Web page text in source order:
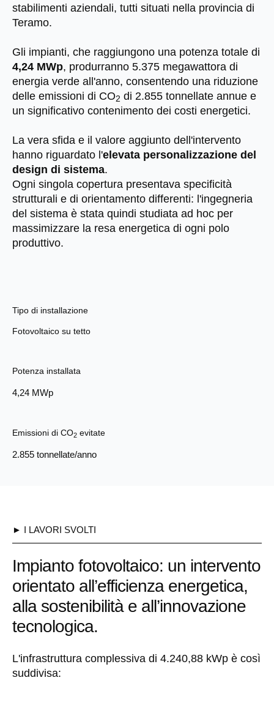
stabilimenti aziendali, tutti situati nella provincia di
Teramo.
Gli impianti, che raggiungono una potenza totale di
4,24 MWp, produrranno 5.375 megawattora di
energia verde all'anno, consentendo una riduzione
delle emissioni di CO2 di 2.855 tonnellate annue e
un significativo contenimento dei costi energetici.
La vera sfida e il valore aggiunto dell'intervento
hanno riguardato l'elevata personalizzazione del
design di sistema.
Ogni singola copertura presentava specificità
strutturali e di orientamento differenti: l'ingegneria
del sistema è stata quindi studiata ad hoc per
massimizzare la resa energetica di ogni polo
produttivo.
Tipo di installazione
Fotovoltaico su tetto
Potenza installata
4,24 MWp
Emissioni di CO2 evitate
2.855 tonnellate/anno
► I LAVORI SVOLTI
Impianto fotovoltaico: un intervento
orientato all’efficienza energetica,
alla sostenibilità e all’innovazione
tecnologica.
L'infrastruttura complessiva di 4.240,88 kWp è così
suddivisa: